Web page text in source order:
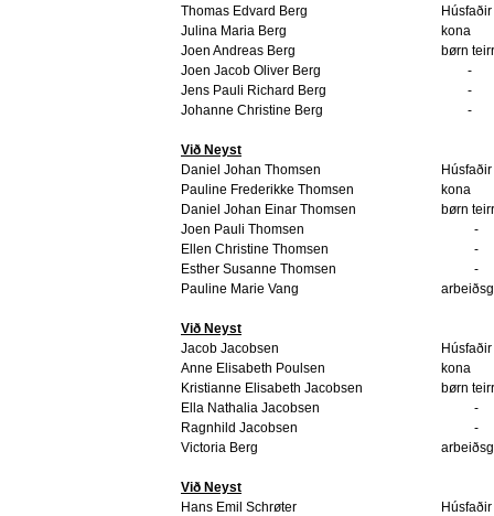
Thomas Edvard Berg
Húsfaðir
Julina Maria Berg
kona
Joen Andreas Berg
børn
Joen Jacob Oliver Berg
-
Jens Pauli Richard Berg
-
Johanne Christine Berg
-
Við Neyst
Daniel Johan Thomsen
Húsfaðir
Pauline Frederikke Thomsen
kona
Daniel Johan Einar Thomsen
børn
Joen Pauli Thomsen
-
Ellen Christine Thomsen
-
Esther Susanne Thomsen
-
Pauline Marie Vang
Við Neyst
Jacob Jacobsen
Húsfaðir
Anne Elisabeth Poulsen
kona
Kristianne Elisabeth Jacobsen
børn
Ella Nathalia Jacobsen
-
Ragnhild Jacobsen
-
Victoria Berg
Við Neyst
Hans Emil Schrøter
Húsfaðir